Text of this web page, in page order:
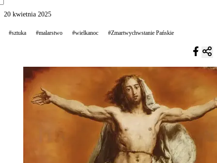
20 kwietnia 2025
#sztuka #malarstwo #wielkanoc #Zmartwychwstanie Pańskie